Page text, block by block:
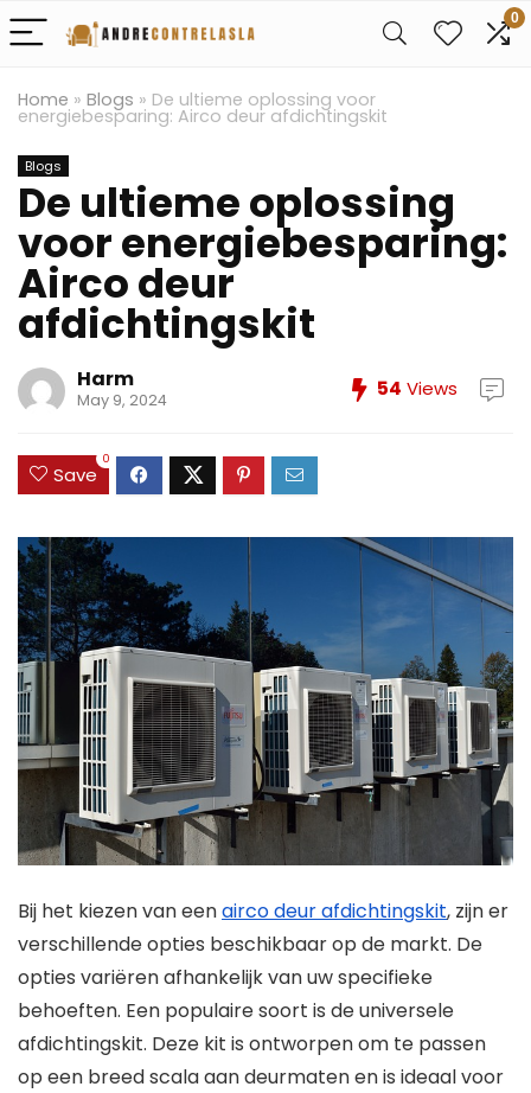
0
Home » Blogs » De ultieme oplossing voor
energiebesparing: Airco deur afdichtingskit
Blogs
De ultieme oplossing
voor energiebesparing:
Airco deur
afdichtingskit
Harm
May 9, 2024 54 Views
Save
0
Bij het kiezen van eenairco deur afdichtingskit, zijn er
verschillende opties beschikbaar op de markt. De
opties variëren afhankelijk van uw specifieke
behoeften. Een populaire soort is de universele
afdichtingskit. Deze kit is ontworpen om te passen
op een breed scala aan deurmaten en is ideaal voor